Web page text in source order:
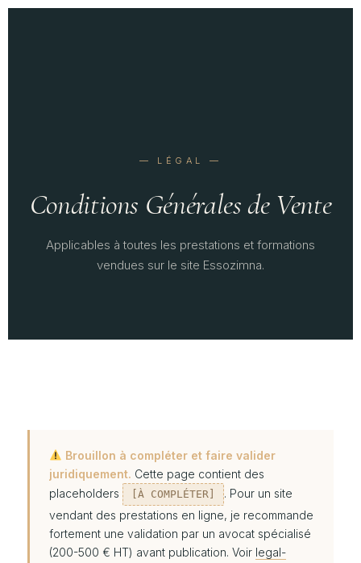
— LÉGAL —
Conditions Générales de Vente
Applicables à toutes les prestations et formations
vendues sur le site Essozimna.
Brouillon à compléter et faire valider
juridiquement. Cette page contient des
placeholders
[À COMPLÉTER]
. Pour un site
vendant des prestations en ligne, je recommande
fortement une validation par un avocat spécialisé
(200-500 € HT) avant publication. Voir legal-